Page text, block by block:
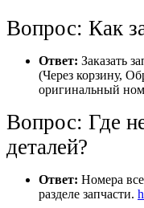
Вопрос: Как
Ответ: Заказать
(Через корзину,
оригинальный
Вопрос: Где
деталей?
Ответ: Номера
разделе запчасти.